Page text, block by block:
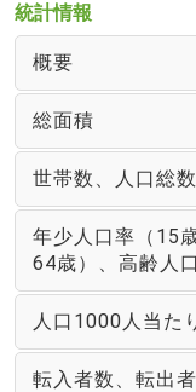
統計情報
概要
総面積
世帯数、人口総数
年少人口率（15
64歳）、高齢人
人口1000人当た
転入者数、転出